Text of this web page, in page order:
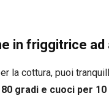
in friggitrice ad
la cottura, puoi
gradi e cuoci per